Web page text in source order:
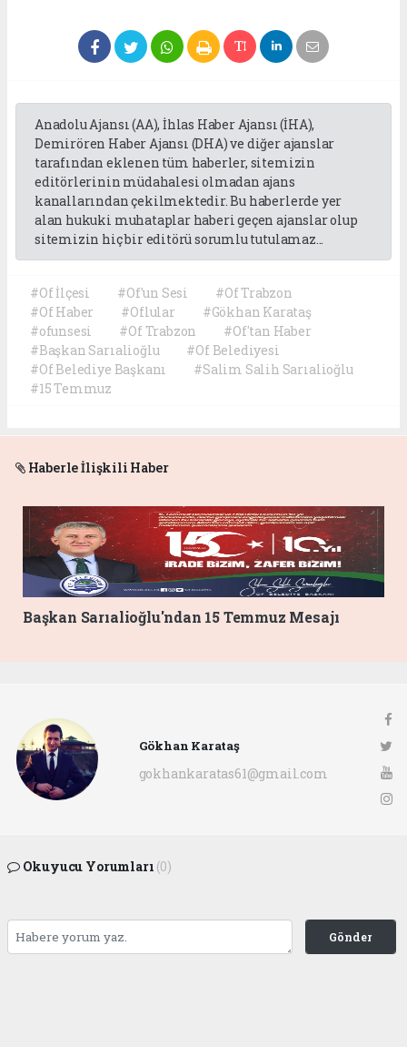
Anadolu Ajansı (AA), İhlas Haber Ajansı (İHA),
Demirören Haber Ajansı (DHA) ve diğer ajanslar
tarafından eklenen tüm haberler, sitemizin
editörlerinin müdahalesi olmadan ajans
kanallarından çekilmektedir. Bu haberlerde yer
alan hukuki muhataplar haberi geçen ajanslar olup
sitemizin hiç bir editörü sorumlu tutulamaz...
#Of İlçesi #Of'un Sesi
#Of Trabzon
#Of Haber
#Oflular
#Gökhan Karataş
#ofunsesi
#Of Trabzon
#Of'tan Haber
#Başkan Sarıalioğlu
#Of Belediyesi
#Of Belediye Başkanı
#Salim Salih Sarıalioğlu
#15 Temmuz
Haberle İlişkili Haber
Başkan Sarıalioğlu'ndan 15 Temmuz Mesajı
Gökhan Karataş
gokhankaratas61@gmail.com
Okuyucu Yorumları (0)
Gönder